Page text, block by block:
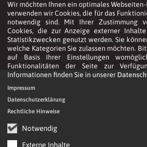
Wir möchten Ihnen ein optimales
verwenden wir Cookies, die für das
notwendig sind. Mit Ihrer Zustimmung
Cookies, die zur Anzeige externer
Statistikzwecken genutzt werden. Sie
welche Kategorien Sie zulassen möchten.
auf Basis Ihrer Einstellungen
Funktionalitäten der Seite zur
Informationen finden Sie in unserer
Notwendig
Externe Inhalte
Impressum
Datenschutzerklärung
Rechtliche Hinweise
2026© Katholisch in Köln-Mitte
Impressum// Datenschutz